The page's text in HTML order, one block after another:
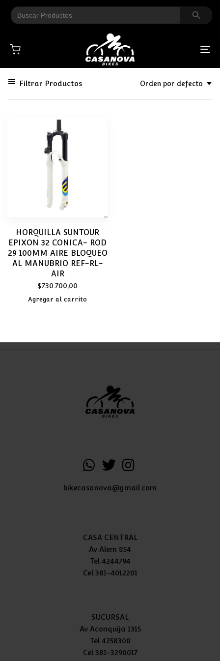
Search
for:
Search Button
Filtrar Productos Orden por defecto
HORQUILLA SUNTOUR
EPIXON 32 CONICA- ROD
29 100MM AIRE BLOQUEO
AL MANUBRIO REF-RL-
AIR
$730.700,00
Agregar al carrito
bikecasanova@gmail.com
CASA CENTRAL
Av Alem 854
Tel 4244794
Cel 381-4012201
SUCURSAL
Av Aconquija 1315
Tel 4258300
Cel 381-3290017